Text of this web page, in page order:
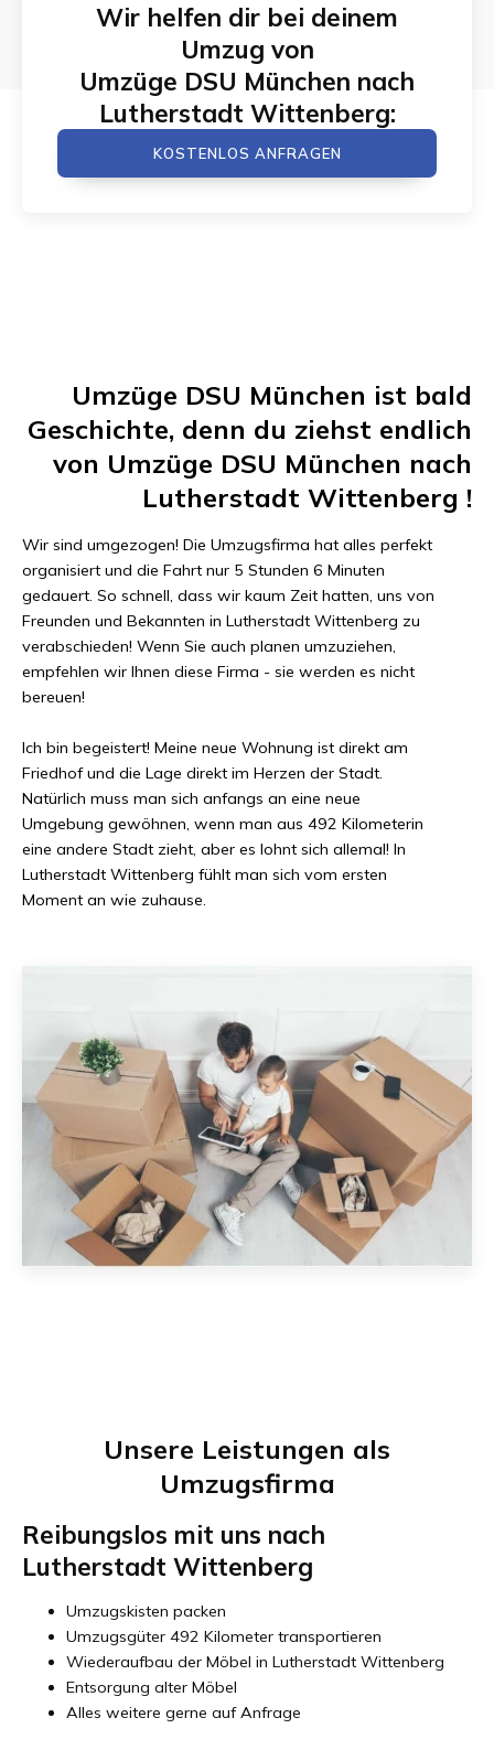
Wir helfen dir bei deinem
Umzug von
Umzüge DSU München nach
Lutherstadt Wittenberg:
KOSTENLOS ANFRAGEN
Umzüge DSU München ist bald
Geschichte, denn du ziehst endlich
von Umzüge DSU München nach
Lutherstadt Wittenberg !
Wir sind umgezogen! Die Umzugsfirma hat alles perfekt
organisiert und die Fahrt nur 5 Stunden 6 Minuten
gedauert. So schnell, dass wir kaum Zeit hatten, uns von
Freunden und Bekannten in Lutherstadt Wittenberg zu
verabschieden! Wenn Sie auch planen umzuziehen,
empfehlen wir Ihnen diese Firma - sie werden es nicht
bereuen!
Ich bin begeistert! Meine neue Wohnung ist direkt am
Friedhof und die Lage direkt im Herzen der Stadt.
Natürlich muss man sich anfangs an eine neue
Umgebung gewöhnen, wenn man aus 492 Kilometerin
eine andere Stadt zieht, aber es lohnt sich allemal! In
Lutherstadt Wittenberg fühlt man sich vom ersten
Moment an wie zuhause.
Unsere Leistungen als
Umzugsfirma
Reibungslos mit uns nach
Lutherstadt Wittenberg
Umzugskisten packen
Umzugsgüter 492 Kilometer transportieren
Wiederaufbau der Möbel in Lutherstadt Wittenberg
Entsorgung alter Möbel
Alles weitere gerne auf Anfrage